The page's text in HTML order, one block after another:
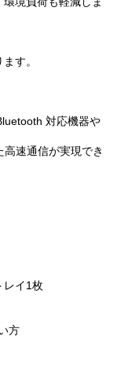
す。
対応機器や
速通信が実現でき
レイ1枚
方